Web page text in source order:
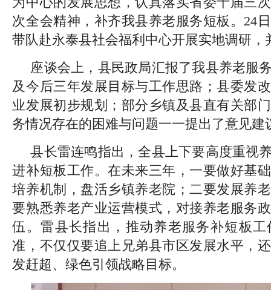
次全会精神，补齐我县养老服务短板。24
带队赴永泰县社会福利中心开展实地调研，
座谈会上，县民政局汇报了我县养老服
及今后三年发展目标与工作思路；县委发
业发展初步规划；部分乡镇及县直有关部
务情况存在的困难与问题一一提出了意见建
县长雷连鸣指出，全县上下要高度重视
进补短板工作。在未来三年，一要做好基
培养机制，盘活乡镇养老院；二要发展养
要熟悉养老产业运营模式，对接养老服务
伍。雷县长指出，推动养老服务补短板
准，不仅仅要追上兄弟县市区发展水平，
发赶超、绿色引领战略目标。